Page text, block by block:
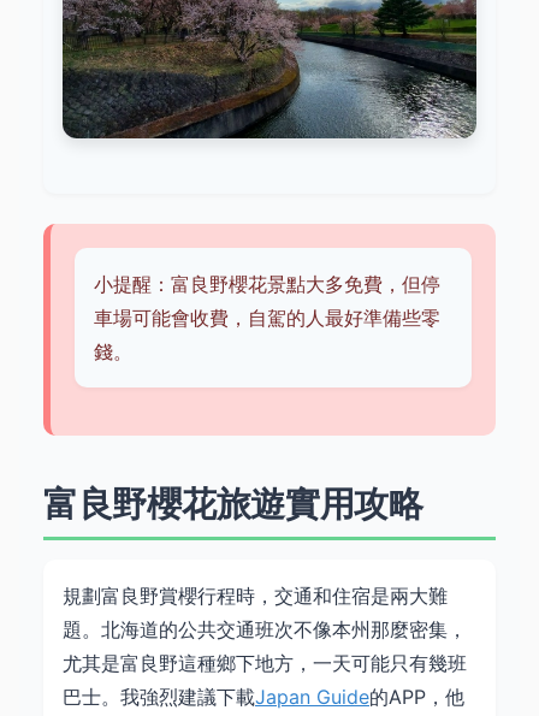
小提醒：富良野櫻花景點大多免費，但停
車場可能會收費，自駕的人最好準備些零
錢。
富良野櫻花旅遊實用攻略
規劃富良野賞櫻行程時，交通和住宿是兩大難
題。北海道的公共交通班次不像本州那麼密集，
尤其是富良野這種鄉下地方，一天可能只有幾班
巴士。我強烈建議下載Japan Guide的APP，他